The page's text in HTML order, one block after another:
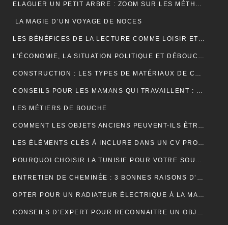
ELAGUER UN PETIT ARBRE : ZOOM SUR LES MÉTHODES À ADOPTER
LA MAGIE D’UN VOYAGE DE NOCES
LES BÉNÉFICES DE LA LECTURE COMME LOISIR ET SON IMPACT SUR LA COGNITION
L’ÉCONOMIE, LA SITUATION POLITIQUE ET DÉBOUCHÉE
CONSTRUCTION : LES TYPES DE MATÉRIAUX DE CONSTRUCTION UTILISÉS
CONSEILS POUR LES MAMANS QUI TRAVAILLENT : TROUVER UN ÉQUILIBRE ENTRE CARRIÈRE ET VIE FAMILIALE
LES MÉTIERS DE BOUCHE
COMMENT LES OBJETS ANCIENS PEUVENT-ILS ÊTRE UN PLACEMENT FINANCIER INTELLIGENT ?
LES ÉLÉMENTS CLÉS À INCLURE DANS UN CV PROFESSIONNEL POUR ATTIRER LES RECRUTEURS
POURQUOI CHOISIR LA TUNISIE POUR VOTRE SOUS-TRAITANCE INDUSTRIELLE?
ENTRETIEN DE CHEMINÉE : 3 BONNES RAISONS D’OPTER POUR LE RAMONAGE MÉCANIQUE
OPTER POUR UN RADIATEUR ÉLECTRIQUE À LA MAISON
CONSEILS D’EXPERT POUR RECONNAITRE UN OBJET ANCIEN AUTHENTIQUE